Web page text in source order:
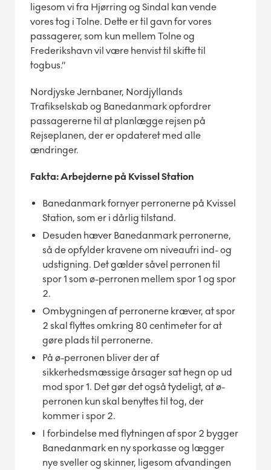
ligesom vi fra Hjørring og Sindal kan vende
vores tog i Tolne. Dette er til gavn for vores
passagerer, som kun mellem Tolne og
Frederikshavn vil være henvist til skifte til
togbus.”
Nordjyske Jernbaner, Nordjyllands
Trafikselskab og Banedanmark opfordrer
passagererne til at planlægge rejsen på
Rejseplanen, der er opdateret med alle
ændringer.
Fakta: Arbejderne på Kvissel Station
Banedanmark fornyer perronerne på Kvissel
Station, som er i dårlig tilstand.
Desuden hæver Banedanmark perronerne,
så de opfylder kravene om niveaufri ind- og
udstigning. Det gælder såvel perronen til
spor 1 som ø-perronen mellem spor 1 og spor
2.
Ombygningen af perronerne kræver, at spor
2 skal flyttes omkring 80 centimeter for at
gøre plads til perronerne.
På ø-perronen bliver der af
sikkerhedsmæssige årsager sat hegn op ud
mod spor 1. Det gør det også tydeligt, at ø-
perronen kun skal benyttes til tog, der
kommer i spor 2.
I forbindelse med flytningen af spor 2 bygger
Banedanmark en ny sporkasse og lægger
nye sveller og skinner, ligesom afvandingen